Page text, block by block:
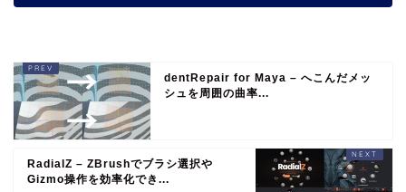
dentRepair for Maya – へこんだメッ
シュを周囲の曲率...
RadialZ – ZBrushでブラシ選択や
Gizmo操作を効率化でき...